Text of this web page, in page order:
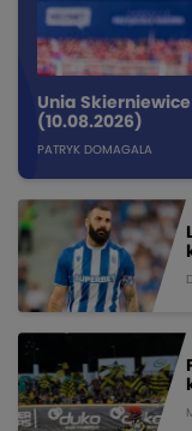
Unia
(10.08.2026)
PATRYK DOMAGALA